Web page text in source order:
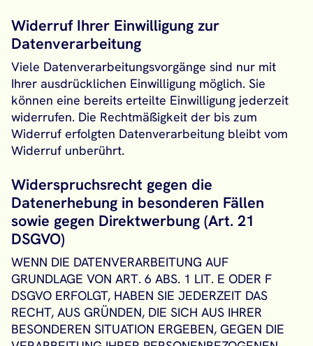
Widerruf Ihrer Einwilligung zur
Datenverarbeitung
Viele Datenverarbeitungsvorgänge sind nur mit
Ihrer ausdrücklichen Einwilligung möglich. Sie
können eine bereits erteilte Einwilligung jederzeit
widerrufen. Die Rechtmäßigkeit der bis zum
Widerruf erfolgten Datenverarbeitung bleibt vom
Widerruf unberührt.
Widerspruchsrecht gegen die
Datenerhebung in besonderen Fällen
sowie gegen Direktwerbung (Art. 21
DSGVO)
WENN DIE DATENVERARBEITUNG AUF
GRUNDLAGE VON ART. 6 ABS. 1 LIT. E ODER F
DSGVO ERFOLGT, HABEN SIE JEDERZEIT DAS
RECHT, AUS GRÜNDEN, DIE SICH AUS IHRER
BESONDEREN SITUATION ERGEBEN, GEGEN DIE